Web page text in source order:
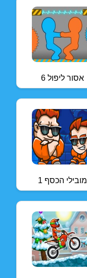
אסור ליפול 6
מובילי הכסף 1